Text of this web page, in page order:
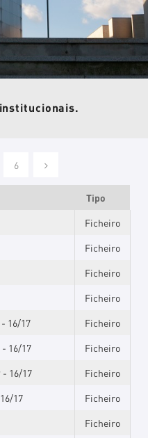
6
Tipo
Ficheiro
Ficheiro
Ficheiro
Ficheiro
16/17
Ficheiro
16/17
Ficheiro
16/17
Ficheiro
17
Ficheiro
Ficheiro